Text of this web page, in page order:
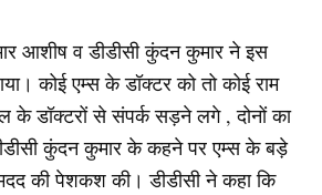
आशीष व डीडीसी कुंदन कुमार ने इस
कोई एम्स के डॉक्टर को तो कोई राम
के डॉक्टरों से संपर्क सड़ने लगे , दोनों का
कुंदन कुमार के कहने पर एम्स के बड़े
की पेशकश की। डीडीसी ने कहा कि